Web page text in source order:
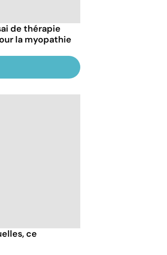
de thérapie
la myopathie
ce